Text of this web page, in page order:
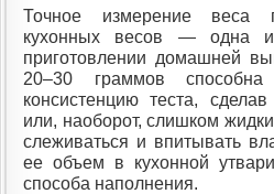
Точное измерение веса
кухонных весов — одна
приготовлении домашней
20–30 граммов способна
консистенцию теста,
или, наоборот, слишком
слеживаться и впитывать
ее объем в кухонной
способа наполнения.